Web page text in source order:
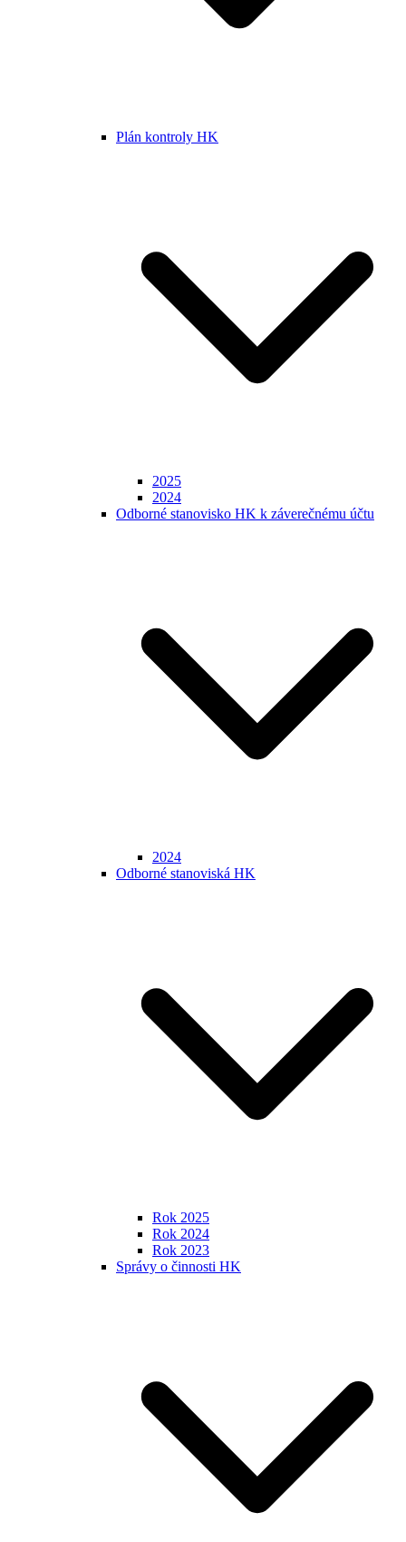
Plán kontroly HK
2025
2024
Odborné stanovisko HK k záverečnému účtu
2024
Odborné stanoviská HK
Rok 2025
Rok 2024
Rok 2023
Správy o činnosti HK